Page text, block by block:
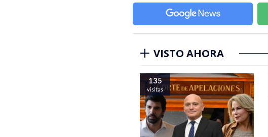
VISTO AHORA
135
visitas